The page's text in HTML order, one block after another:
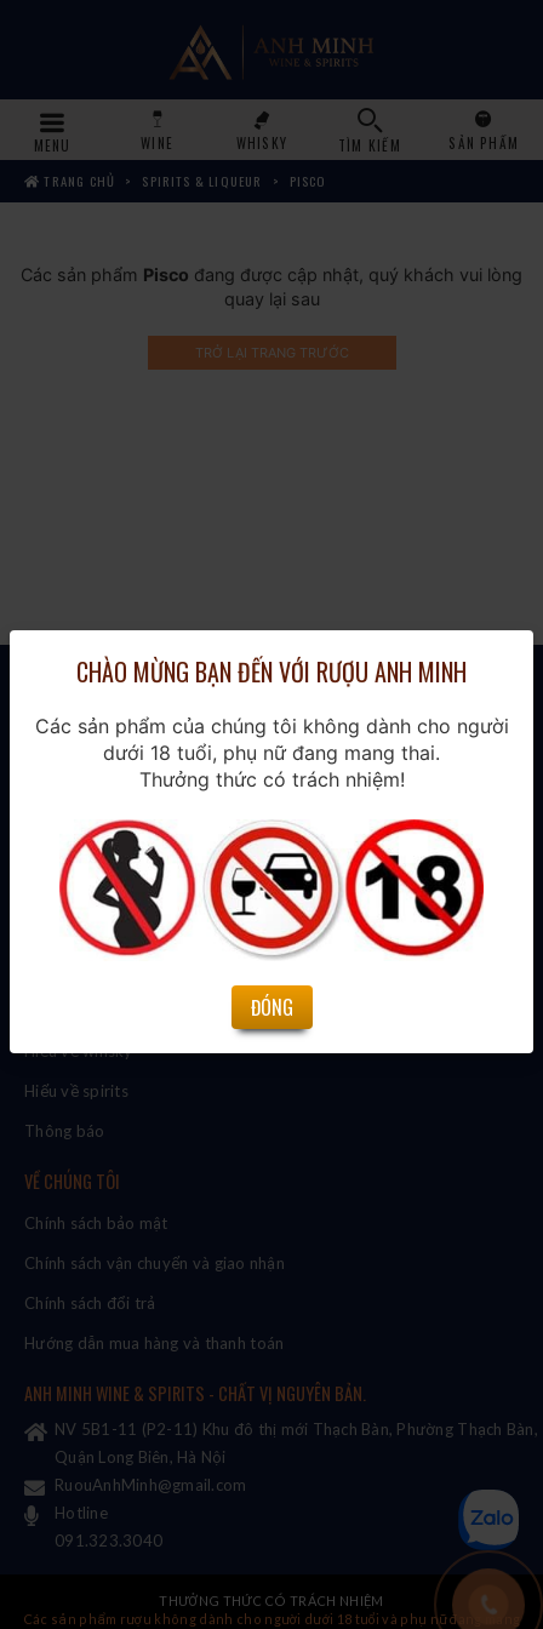
MENU WINE WHISKY TÌM KIẾM
SẢN PHẨM
TRANG CHỦ
SPIRITS & LIQUEUR PISCO
Các sản phẩm Pisco đang được cập nhật, quý khách vui lòng
quay lại sau
TRỞ LẠI TRANG TRƯỚC
Sản phẩm mới
Sản phẩm bán chạy
Hiểu về whisky
Hiểu về spirits
Thông báo
VỀ CHÚNG TÔI
Chính sách bảo mật
Chính sách vận chuyển và giao nhận
Chính sách đổi trả
Hướng dẫn mua hàng và thanh toán
ANH MINH WINE & SPIRITS - CHẤT VỊ NGUYÊN BẢN.
NV 5B1-11 (P2-11) Khu đô thị mới Thạch Bàn, Phường Thạch Bàn,
Quận Long Biên, Hà Nội
RuouAnhMinh@gmail.com
Hotline
091.323.3040
THƯỞNG THỨC CÓ TRÁCH NHIỆM
Các sản phẩm rượu không dành cho người dưới 18 tuổi và phụ nữ đang mang
CHÀO MỪNG BẠN ĐẾN VỚI RƯỢU ANH MINH
Các sản phẩm của chúng tôi không dành cho người
dưới 18 tuổi, phụ nữ đang mang thai.
Thưởng thức có trách nhiệm!
ĐÓNG